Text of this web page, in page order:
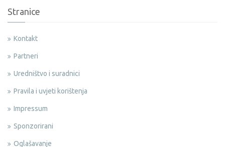
Stranice
Kontakt
Partneri
Uredništvo i suradnici
Pravila i uvjeti korištenja
Impressum
Sponzorirani
Oglašavanje